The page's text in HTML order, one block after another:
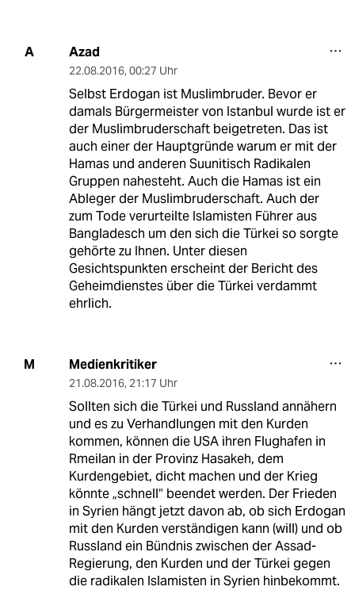
A Azad
22.08.2016, 00:27 Uhr
Selbst Erdogan ist Muslimbruder. Bevor er
damals Bürgermeister von Istanbul wurde ist er
der Muslimbruderschaft beigetreten. Das ist
auch einer der Hauptgründe warum er mit der
Hamas und anderen Suunitisch Radikalen
Gruppen nahesteht. Auch die Hamas ist ein
Ableger der Muslimbruderschaft. Auch der
zum Tode verurteilte Islamisten Führer aus
Bangladesch um den sich die Türkei so sorgte
gehörte zu Ihnen. Unter diesen
Gesichtspunkten erscheint der Bericht des
Geheimdienstes über die Türkei verdammt
ehrlich.
M Medienkritiker
21.08.2016, 21:17 Uhr
Sollten sich die Türkei und Russland annähern
und es zu Verhandlungen mit den Kurden
kommen, können die USA ihren Flughafen in
Rmeilan in der Provinz Hasakeh, dem
Kurdengebiet, dicht machen und der Krieg
könnte „schnell“ beendet werden. Der Frieden
in Syrien hängt jetzt davon ab, ob sich Erdogan
mit den Kurden verständigen kann (will) und ob
Russland ein Bündnis zwischen der Assad-
Regierung, den Kurden und der Türkei gegen
die radikalen Islamisten in Syrien hinbekommt.